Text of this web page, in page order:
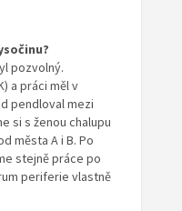
pozvolný.
a práci měl v
pendloval mezi
si s ženou chalupu
města A i B. Po
stejně práce po
periferie vlastně